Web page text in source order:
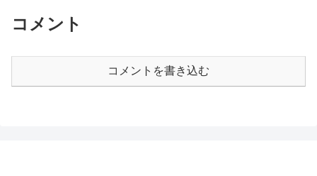
コメント
コメントを書き込む